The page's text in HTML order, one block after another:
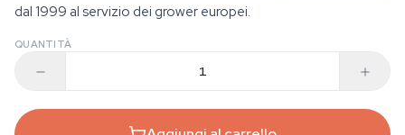
dal 1999 al servizio dei grower europei.
QUANTITÀ